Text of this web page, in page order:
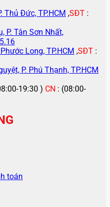
Thủ Đức, TP.HCM ,SĐT :
P. Tân Sơn Nhất,
Long, TP.HCM ,SĐT :
P. Phú Thạnh, TP.HCM
19:30 ) CN : (08:00-
toán